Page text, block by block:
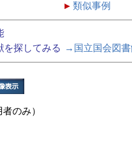
類似事例
を探してみる
→国立国会図書
者のみ）